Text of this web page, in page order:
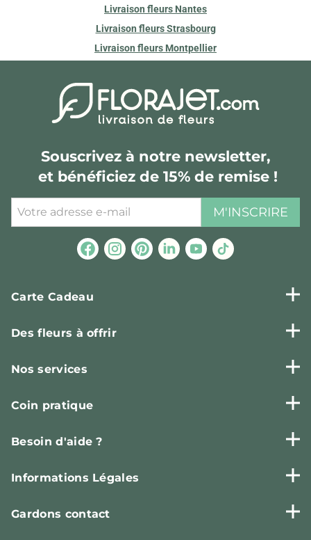
Livraison fleurs Nantes
Livraison fleurs Strasbourg
Livraison fleurs Montpellier
Souscrivez à notre newsletter,
et bénéficiez de 15% de remise !
M'INSCRIRE
Carte Cadeau
Des fleurs à offrir
Nos services
Coin pratique
Besoin d'aide ?
Informations Légales
Gardons contact